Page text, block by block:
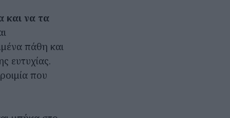
και να τα
πάθη και
ευτυχίας.
που